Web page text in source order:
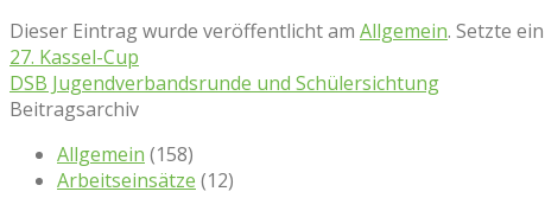
Dieser Eintrag wurde veröffentlicht am Allgemein. Setzte
27. Kassel-Cup
DSB Jugendverbandsrunde und Schülersichtung
Beitragsarchiv
Allgemein (158)
Arbeitseinsätze (12)